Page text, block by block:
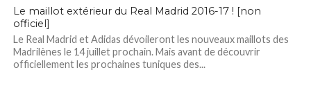
Le maillot extérieur du Real Madrid 2016-17 ! [non
officiel]
Le Real Madrid et Adidas dévoileront les nouveaux maillots des
Madrilènes le 14 juillet prochain. Mais avant de découvrir
officiellement les prochaines tuniques des...